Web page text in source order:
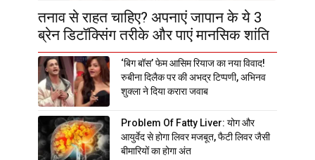
तनाव से राहत चाहिए? अपनाएं जापान के ये 3
ब्रेन डिटॉक्सिंग तरीके और पाएं मानसिक शांति
‘बिग बॉस’ फेम आसिम रियाज का नया विवाद!
रुबीना दिलैक पर की अभद्र टिप्पणी, अभिनव
शुक्ला ने दिया करारा जवाब
Problem Of Fatty Liver: योग और
आयुर्वेद से होगा लिवर मजबूत, फैटी लिवर जैसी
बीमारियों का होगा अंत